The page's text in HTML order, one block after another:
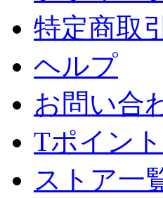
特定商取
ヘルプ
お問い合
Tポイン
ストア一